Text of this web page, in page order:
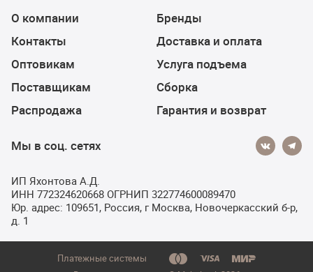
О компании
Контакты
Оптовикам
Поставщикам
Распродажа
Бренды
Доставка и оплата
Услуга подъема
Сборка
Гарантия и возврат
Мы в соц. сетях
ИП Яхонтова А.Д.
ИНН 772324620668 ОГРНИП 322774600089470
Юр. адрес: 109651, Россия, г Москва, Новочеркасский б-р,
д. 1
Платежные системы